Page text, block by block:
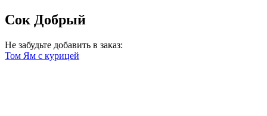
Сок Добрый
Не забудьте добавить в заказ:
Том Ям с курицей